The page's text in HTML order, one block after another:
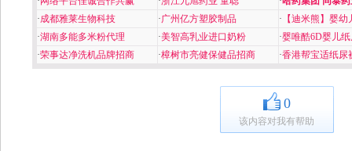
·成都雅莱生物科技 ·广州亿方塑胶制品 · 【迪米熊】婴幼
·湖南多能多米粉代理 ·美智高乳业进口奶粉 ·婴唯酷6D婴儿
·荣事达净洗机品牌招商 ·樟树市亮健保健品招商 ·香港帮宝适纸尿
0
该内容对我有帮助